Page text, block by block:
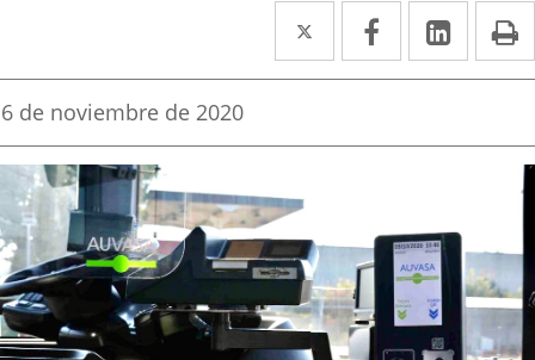
Twitter
Enlace
a
aplicación
Facebook
Enlace
a
aplicación
Enlace
a
Fecha
la
noticia
6 de noviembre de 2020